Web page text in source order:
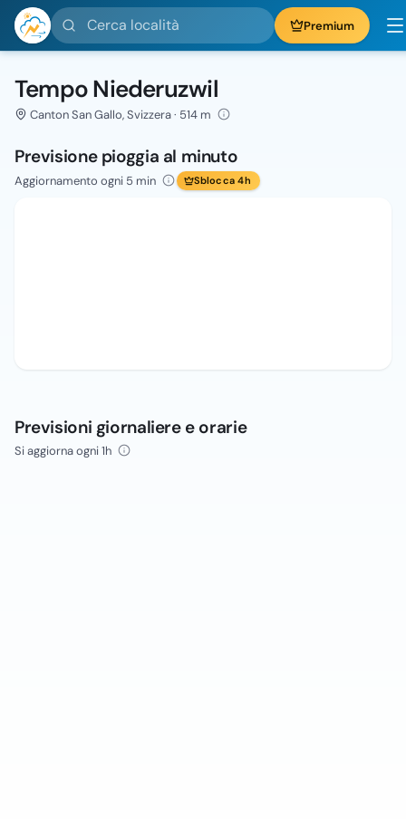
Cerca località Premium
Tempo Niederuzwil
Canton San Gallo, Svizzera · 514 m
Previsione pioggia al minuto
Aggiornamento ogni 5 min Sblocca 4h
Previsioni giornaliere e orarie
Si aggiorna ogni 1h